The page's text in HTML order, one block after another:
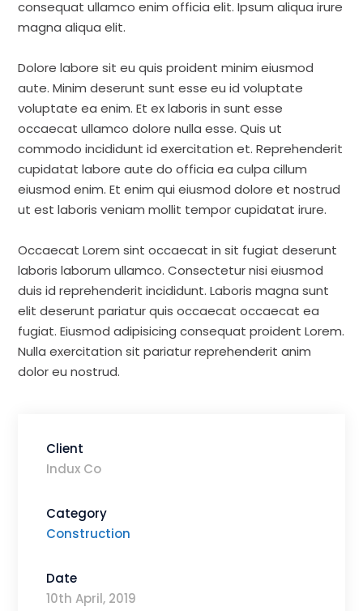
consequat ullamco enim officia elit. Ipsum aliqua irure
magna aliqua elit.
Dolore labore sit eu quis proident minim eiusmod
aute. Minim deserunt sunt esse eu id voluptate
voluptate ea enim. Et ex laboris in sunt esse
occaecat ullamco dolore nulla esse. Quis ut
commodo incididunt id exercitation et. Reprehenderit
cupidatat labore aute do officia ea culpa cillum
eiusmod enim. Et enim qui eiusmod dolore et nostrud
ut est laboris veniam mollit tempor cupidatat irure.
Occaecat Lorem sint occaecat in sit fugiat deserunt
laboris laborum ullamco. Consectetur nisi eiusmod
duis id reprehenderit incididunt. Laboris magna sunt
elit deserunt pariatur quis occaecat occaecat ea
fugiat. Eiusmod adipisicing consequat proident Lorem.
Nulla exercitation sit pariatur reprehenderit anim
dolor eu nostrud.
Client
Indux Co
Category
Construction
Date
10th April, 2019